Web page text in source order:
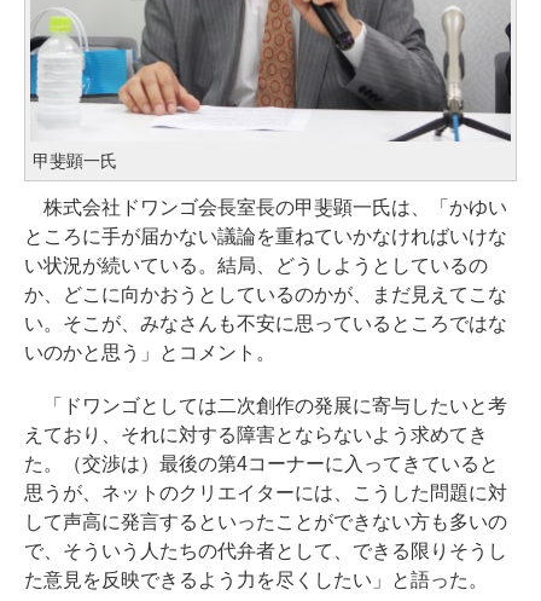
甲斐顕一氏
株式会社ドワンゴ会長室長の甲斐顕一氏は、「かゆい
ところに手が届かない議論を重ねていかなければいけな
い状況が続いている。結局、どうしようとしているの
か、どこに向かおうとしているのかが、まだ見えてこな
い。そこが、みなさんも不安に思っているところではな
いのかと思う」とコメント。
「ドワンゴとしては二次創作の発展に寄与したいと考
えており、それに対する障害とならないよう求めてき
た。（交渉は）最後の第4コーナーに入ってきていると
思うが、ネットのクリエイターには、こうした問題に対
して声高に発言するといったことができない方も多いの
で、そういう人たちの代弁者として、できる限りそうし
た意見を反映できるよう力を尽くしたい」と語った。